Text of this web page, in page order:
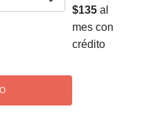
$135 al
mes con
crédito